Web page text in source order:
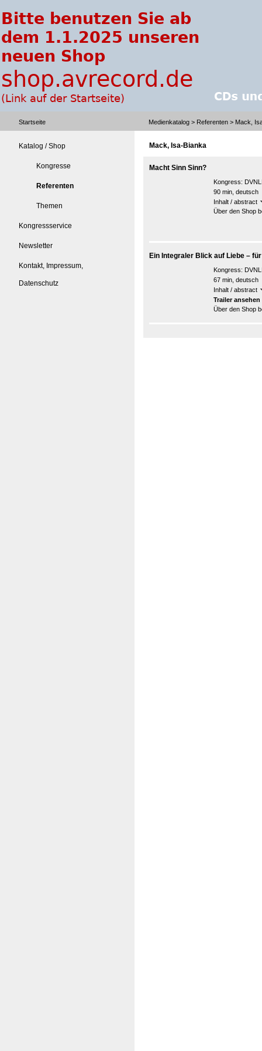
Startseite Medienkatalog > Referenten > Mack,
Katalog / Shop
Kongresse
Referenten
Themen
Kongressservice
Newsletter
Kontakt, Impressum,
Datenschutz
Mack, Isa-Bianka
Macht Sinn Sinn?
Kongress:
90 min, deutsch
Inhalt / abstract
Über den Shop
Ein Integraler Blick auf Liebe –
Kongress:
67 min, deutsch
Inhalt / abstract
Trailer ansehen
Über den Shop